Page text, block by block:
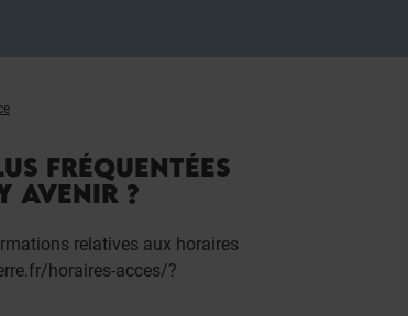
FRÉQUENTÉES
AVENIR ?
relatives aux horaires
horaires-acces/?